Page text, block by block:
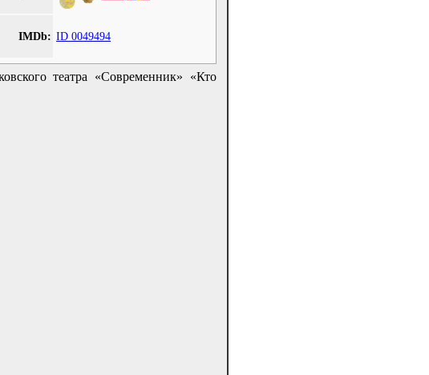
IMDb: ID 0049494
театра «Современник» «Кто